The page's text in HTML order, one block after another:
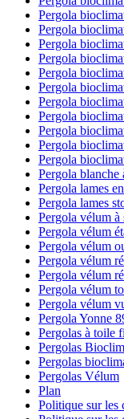
Pergola
Pergola
Pergola
Pergola
Pergola
Pergola
Pergola
Pergola
Pergola
Pergola
Pergola
Pergola blanche
Pergola lames
Pergola lames
Pergola vélum à
Pergola vélum
Pergola vélum
Pergola vélum
Pergola vélum
Pergola vélum
Pergola vélum
Pergola Yonne
Pergolas à toile
Pergolas
Pergolas
Pergolas Vélum
Plan
Politique sur les